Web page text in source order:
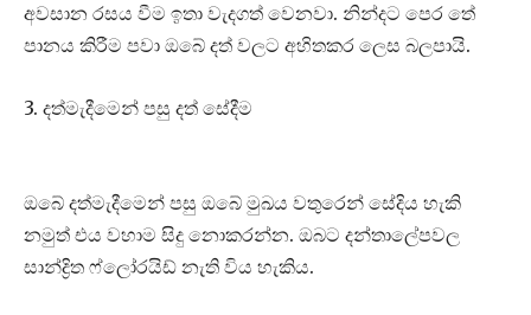
අවසාන රසය වීම ඉතා වැදගත් වෙනවා. නින්දට පෙර තේ
පානය කිරීම පවා ඔබේ දත් වලට අහිතකර ලෙස බලපායි.
3. දත්මැදීමෙන් පසු දත් සේදීම
ඔබේ දත්මැදීමෙන් පසු ඔබේ මුඛය වතුරෙන් සේදිය හැකි
නමුත් එය වහාම සිදු නොකරන්න. ඔබට දන්තාලේපවල
සාන්ද්‍රිත ෆ්ලෝරයිඩ් නැති විය හැකිය.